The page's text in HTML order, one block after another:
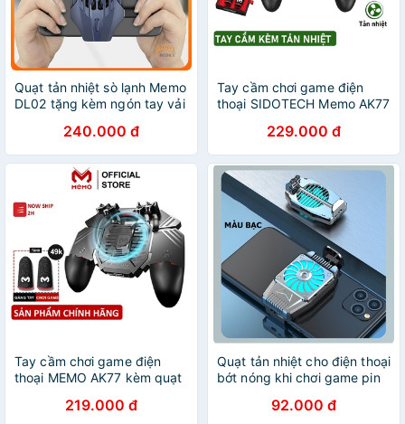
Quạt tản nhiệt sò lạnh Memo
DL02 tặng kèm ngón tay vải
mát lạnh dành cho điện thoại
240.000 đ
Tay cầm chơi game điện
thoại SIDOTECH Memo AK77
FREE FIRE / ROS phù hợp
điện thoại smartphone
229.000 đ
Tay cầm chơi game điện
thoại MEMO AK77 kèm quạt
ghìm tâm dễ dàng - Hàng
219.000 đ
Quạt tản nhiệt cho điện thoại
bớt nóng khi chơi game pin
92.000 đ